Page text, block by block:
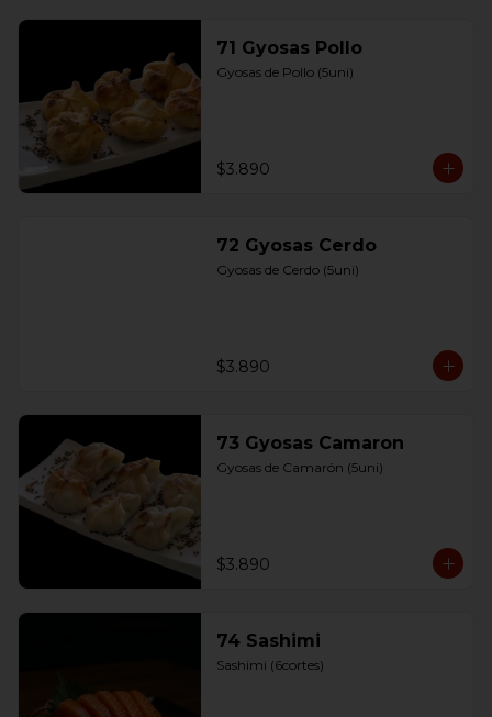
71 Gyosas Pollo
Gyosas de Pollo (5uni)
$3.890
72 Gyosas Cerdo
Gyosas de Cerdo (5uni)
$3.890
73 Gyosas Camaron
Gyosas de Camarón (5uni)
$3.890
74 Sashimi
Sashimi (6cortes)